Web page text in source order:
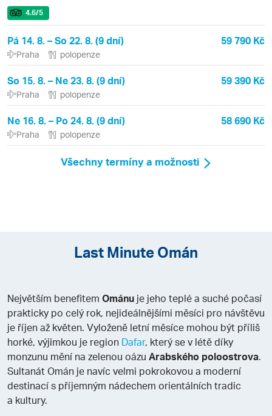
4.6/5
Pá 14. 8. – So 22. 8. (9 dní) 59 790 Kč
Praha polopenze
So 15. 8. – Ne 23. 8. (9 dní) 59 390 Kč
Praha polopenze
Ne 16. 8. – Po 24. 8. (9 dní) 58 690 Kč
Praha polopenze
Všechny termíny a možnosti
Last Minute Omán
Největším benefitem Ománu je jeho teplé a suché počasí
prakticky po celý rok, nejideálnějšími měsíci pro návštěvu
je říjen až květen. Vyloženě letní měsíce mohou být příliš
horké, výjimkou je region Dafar, který se v létě díky
monzunu mění na zelenou oázu Arabského poloostrova.
Sultanát Omán je navíc velmi pokrokovou a moderní
destinací s příjemným nádechem orientálních tradic
a kultury.